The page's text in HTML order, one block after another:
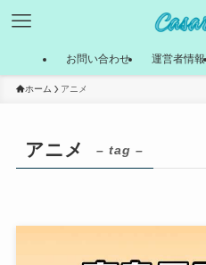
お問い合わせ 運営者情報
ホーム アニメ
アニメ – tag –